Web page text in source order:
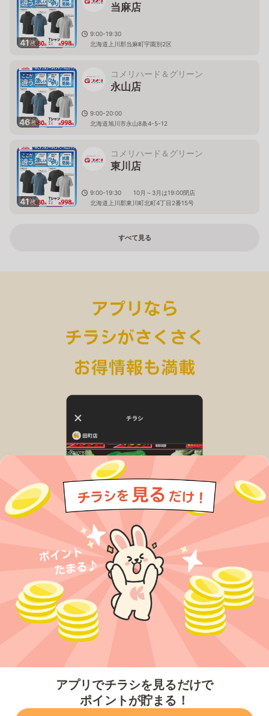
アプリでチラシを見るだけで
ポイントが貯まる！
41枚
当麻店
9:00-19:30
北海道上川郡当麻町宇園別2区
46枚
コメリハード＆グリーン
永山店
9:00-20:00
北海道旭川市永山8条4-5-12
41枚
コメリハード＆グリーン
東川店
9:00-19:30 10月～3月は19:00閉店
北海道上川郡東川町北町4丁目2番15号
すべて見る